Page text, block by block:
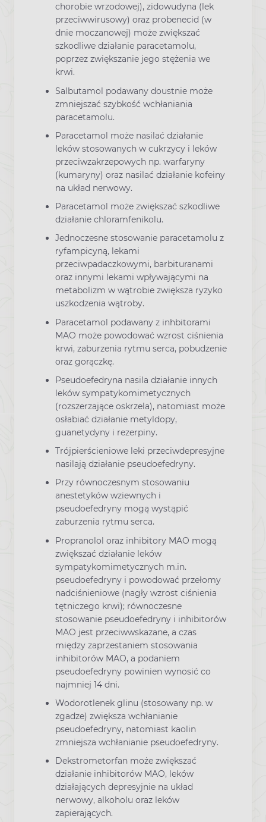
chorobie wrzodowej), zidowudyna (lek
przeciwwirusowy) oraz probenecid (w
dnie moczanowej) może zwiększać
szkodliwe działanie paracetamolu,
poprzez zwiększanie jego stężenia we
krwi.
Salbutamol podawany doustnie może
zmniejszać szybkość wchłaniania
paracetamolu.
Paracetamol może nasilać działanie
leków stosowanych w cukrzycy i leków
przeciwzakrzepowych np. warfaryny
(kumaryny) oraz nasilać działanie kofeiny
na układ nerwowy.
Paracetamol może zwiększać szkodliwe
działanie chloramfenikolu.
Jednoczesne stosowanie paracetamolu z
ryfampicyną, lekami
przeciwpadaczkowymi, barbituranami
oraz innymi lekami wpływającymi na
metabolizm w wątrobie zwiększa ryzyko
uszkodzenia wątroby.
Paracetamol podawany z inhbitorami
MAO może powodować wzrost ciśnienia
krwi, zaburzenia rytmu serca, pobudzenie
oraz gorączkę.
Pseudoefedryna nasila działanie innych
leków sympatykomimetycznych
(rozszerzające oskrzela), natomiast może
osłabiać działanie metyldopy,
guanetydyny i rezerpiny.
Trójpierścieniowe leki przeciwdepresyjne
nasilają działanie pseudoefedryny.
Przy równoczesnym stosowaniu
anestetyków wziewnych i
pseudoefedryny mogą wystąpić
zaburzenia rytmu serca.
Propranolol oraz inhibitory MAO mogą
zwiększać działanie leków
sympatykomimetycznych m.in.
pseudoefedryny i powodować przełomy
nadciśnieniowe (nagły wzrost ciśnienia
tętniczego krwi); równoczesne
stosowanie pseudoefedryny i inhibitorów
MAO jest przeciwwskazane, a czas
między zaprzestaniem stosowania
inhibitorów MAO, a podaniem
pseudoefedryny powinien wynosić co
najmniej 14 dni.
Wodorotlenek glinu (stosowany np. w
zgadze) zwiększa wchłanianie
pseudoefedryny, natomiast kaolin
zmniejsza wchłanianie pseudoefedryny.
Dekstrometorfan może zwiększać
działanie inhibitorów MAO, leków
działających depresyjnie na układ
nerwowy, alkoholu oraz leków
zapierających.